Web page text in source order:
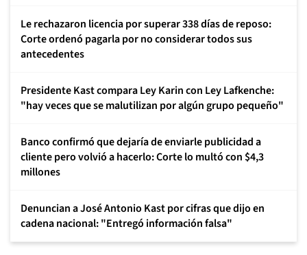
Le rechazaron licencia por superar 338 días de reposo:
Corte ordenó pagarla por no considerar todos sus
antecedentes
Presidente Kast compara Ley Karin con Ley Lafkenche:
"hay veces que se malutilizan por algún grupo pequeño"
Banco confirmó que dejaría de enviarle publicidad a
cliente pero volvió a hacerlo: Corte lo multó con $4,3
millones
Denuncian a José Antonio Kast por cifras que dijo en
cadena nacional: "Entregó información falsa"